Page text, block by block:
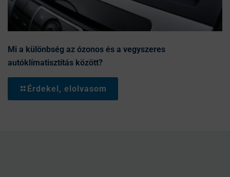
Mi a különbség az ózonos és a vegyszeres
autóklímatisztítás között?
Érdekel, elolvasom